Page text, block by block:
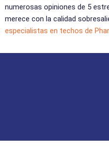
numerosas opiniones de 5
merece con la calidad
especialistas en techos de